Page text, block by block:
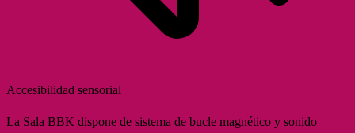
Accesibilidad sensorial
La Sala BBK dispone de sistema de bucle magnético y sonido